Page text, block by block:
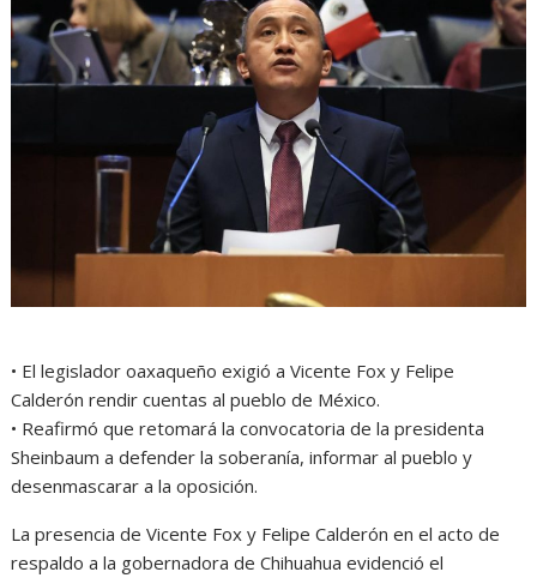
• El legislador oaxaqueño exigió a Vicente Fox y Felipe
Calderón rendir cuentas al pueblo de México.
• Reafirmó que retomará la convocatoria de la presidenta
Sheinbaum a defender la soberanía, informar al pueblo y
desenmascarar a la oposición.
La presencia de Vicente Fox y Felipe Calderón en el acto de
respaldo a la gobernadora de Chihuahua evidenció el